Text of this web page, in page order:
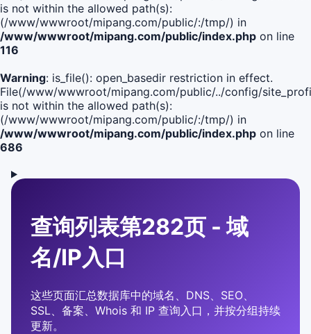
is not within the allowed path(s):
(/www/wwwroot/mipang.com/public/:/tmp/) in
/www/wwwroot/mipang.com/public/index.php on line
116
Warning: is_file(): open_basedir restriction in effect.
File(/www/wwwroot/mipang.com/public/../config/
is not within the allowed path(s):
(/www/wwwroot/mipang.com/public/:/tmp/) in
/www/wwwroot/mipang.com/public/index.php on line
686
查询列表第282页 - 域
名/IP入口
这些页面汇总数据库中的域名、DNS、SEO、
SSL、备案、Whois 和 IP 查询入口，并按分组持续
更新。